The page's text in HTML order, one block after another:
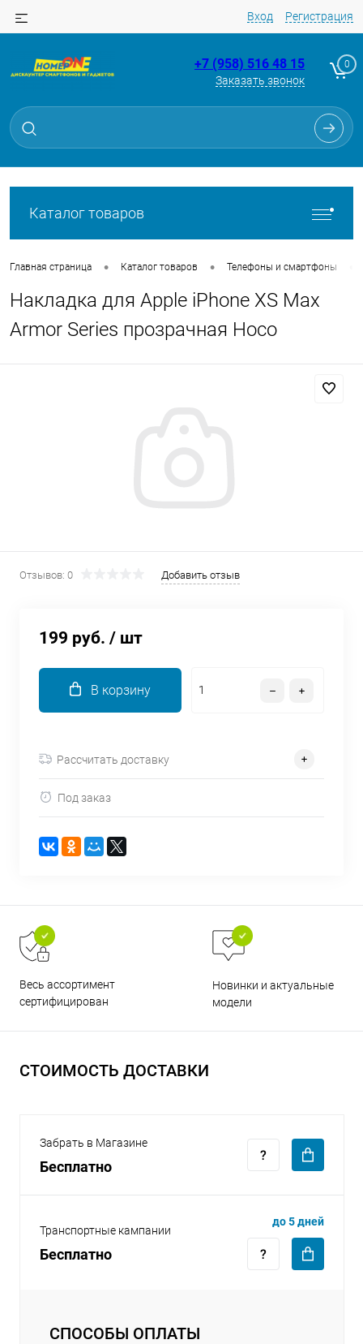
Вход Регистрация
+7 (958) 516 48 15
Заказать звонок
0
Каталог товаров
Главная страница • Каталог товаров • Телефоны и смартфоны
Накладка для Apple iPhone XS Max
Armor Series прозрачная Hoco
Отзывов: 0 Добавить отзыв
199 руб. / шт
В корзину
Рассчитать доставку
Под заказ
Весь ассортимент
сертифицирован
Новинки и актуальные
модели
СТОИМОСТЬ ДОСТАВКИ
Забрать в Магазине
Бесплатно
Транспортные кампании
Бесплатно
до 5 дней
СПОСОБЫ ОПЛАТЫ
Для клиентов всех банков
Разбейте
без переплат
Сегодня
выбранный способом
списываться
по25 %каждые 2 недели
раз в 2 недели
8 800 302-02-51